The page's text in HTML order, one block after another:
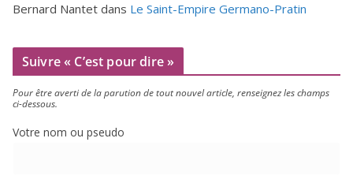
Bernard Nantet dans Le Saint-Empire Germano-Pratin
Suivre « C’est pour dire »
Pour être aver­ti de la paru­tion de tout nou­vel article, ren­sei­gnez les champs
ci-dessous.
Votre nom ou pseudo